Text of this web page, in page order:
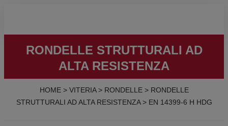
RONDELLE STRUTTURALI AD
ALTA RESISTENZA
HOME> VITERIA> RONDELLE> RONDELLE
STRUTTURALI AD ALTA RESISTENZA> EN 14399-6 H HDG